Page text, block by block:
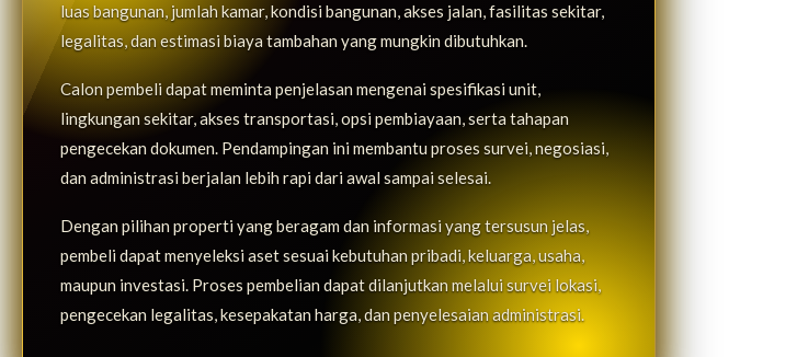
luas bangunan, jumlah kamar, kondisi bangunan, akses jalan, fasilitas sekitar,
legalitas, dan estimasi biaya tambahan yang mungkin dibutuhkan.
Calon pembeli dapat meminta penjelasan mengenai spesifikasi unit,
lingkungan sekitar, akses transportasi, opsi pembiayaan, serta tahapan
pengecekan dokumen. Pendampingan ini membantu proses survei, negosiasi,
dan administrasi berjalan lebih rapi dari awal sampai selesai.
Dengan pilihan properti yang beragam dan informasi yang tersusun jelas,
pembeli dapat menyeleksi aset sesuai kebutuhan pribadi, keluarga, usaha,
maupun investasi. Proses pembelian dapat dilanjutkan melalui survei lokasi,
pengecekan legalitas, kesepakatan harga, dan penyelesaian administrasi.